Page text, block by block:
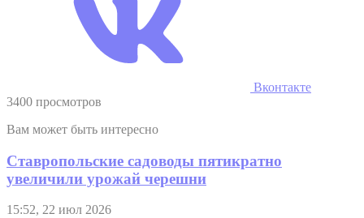
Вконтакте
3400 просмотров
Вам может быть интересно
Ставропольские садоводы пятикратно
увеличили урожай черешни
15:52, 22 июл 2026